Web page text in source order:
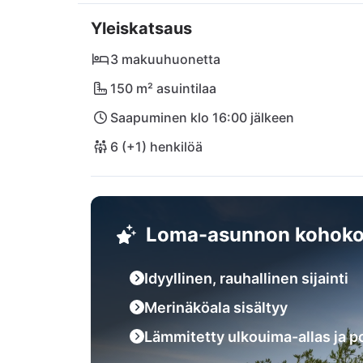
Tutustu viehättäviin paikkoihin Vinišće ja
historiallisen Trogirin kapeilla kaduilla.
saavutettavissa. Täydellinen
Yleiskatsaus
3 makuuhuonetta
150 m² asuintilaa
Saapuminen klo 16:00 jälkeen
6 (+1) henkilöä
Loma-asunnon
Idyyllinen, rauhallinen sijainti
Merinäköala sisältyy
Lämmitetty ulkouima-allas ja